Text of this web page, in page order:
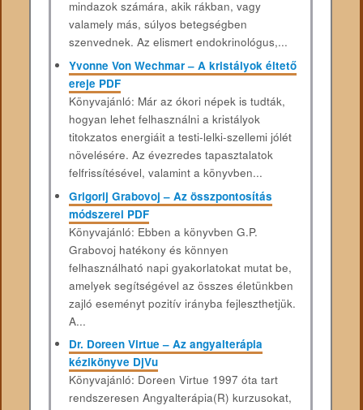
mindazok számára, akik rákban, vagy
valamely más, súlyos betegségben
szenvednek. Az elismert endokrinológus,...
Yvonne Von Wechmar – A kristályok éltető
ereje PDF
Könyvajánló: Már az ókori népek is tudták,
hogyan lehet felhasználni a kristályok
titokzatos energiáit a testi-lelki-szellemi jólét
növelésére. Az évezredes tapasztalatok
felfrissítésével, valamint a könyvben...
Grigorij Grabovoj – Az összpontosítás
módszerei PDF
Könyvajánló: Ebben a könyvben G.P.
Grabovoj hatékony és könnyen
felhasználható napi gyakorlatokat mutat be,
amelyek segítségével az összes életünkben
zajló eseményt pozitív irányba fejleszthetjük.
A...
Dr. Doreen Virtue – Az angyalterápia
kézikönyve DjVu
Könyvajánló: Doreen Virtue 1997 óta tart
rendszeresen Angyalterápia(R) kurzusokat,